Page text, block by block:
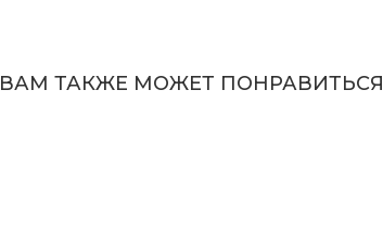
ВАМ ТАКЖЕ МОЖЕТ ПОНРАВИТЬСЯ